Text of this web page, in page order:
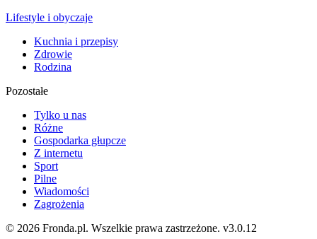
Lifestyle i obyczaje
Kuchnia i przepisy
Zdrowie
Rodzina
Pozostałe
Tylko u nas
Różne
Gospodarka głupcze
Z internetu
Sport
Pilne
Wiadomości
Zagrożenia
© 2026 Fronda.pl. Wszelkie prawa zastrzeżone. v3.0.12